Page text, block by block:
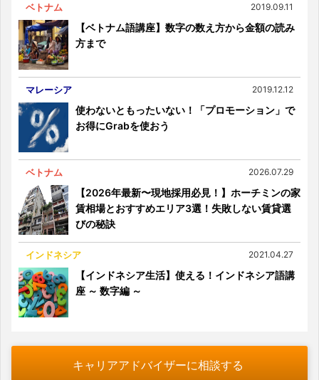
ベトナム 2019.09.11
【ベトナム語講座】数字の数え方から金額の読み
方まで
マレーシア 2019.12.12
使わないともったいない！「プロモーション」で
お得にGrabを使おう
ベトナム 2026.07.29
【2026年最新〜現地採用必見！】ホーチミンの家
賃相場とおすすめエリア3選！失敗しない賃貸選
びの秘訣
インドネシア 2021.04.27
【インドネシア生活】使える！インドネシア語講
座 ～ 数字編 ～
キャリアアドバイザーに相談する